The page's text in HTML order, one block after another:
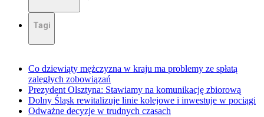
Tagi
Co dziewiąty mężczyzna w kraju ma problemy ze spłatą
zaległych zobowiązań
Prezydent Olsztyna: Stawiamy na komunikację zbiorową
Dolny Śląsk rewitalizuje linie kolejowe i inwestuje w pociągi
Odważne decyzje w trudnych czasach